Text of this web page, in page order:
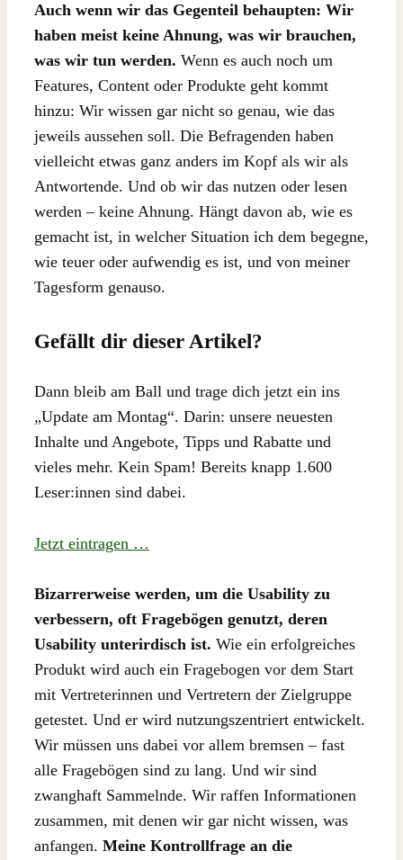
Auch wenn wir das Gegenteil behaupten: Wir
haben meist keine Ahnung, was wir brauchen,
was wir tun werden. Wenn es auch noch um
Features, Content oder Produkte geht kommt
hinzu: Wir wissen gar nicht so genau, wie das
jeweils aussehen soll. Die Befragenden haben
vielleicht etwas ganz anders im Kopf als wir als
Antwortende. Und ob wir das nutzen oder lesen
werden – keine Ahnung. Hängt davon ab, wie es
gemacht ist, in welcher Situation ich dem begegne,
wie teuer oder aufwendig es ist, und von meiner
Tagesform genauso.
Gefällt dir dieser Artikel?
Dann bleib am Ball und trage dich jetzt ein ins
„Update am Montag“. Darin: unsere neuesten
Inhalte und Angebote, Tipps und Rabatte und
vieles mehr. Kein Spam! Bereits knapp 1.600
Leser:innen sind dabei.
Jetzt eintragen …
Bizarrerweise werden, um die Usability zu
verbessern, oft Fragebögen genutzt, deren
Usability unterirdisch ist. Wie ein erfolgreiches
Produkt wird auch ein Fragebogen vor dem Start
mit Vertreterinnen und Vertretern der Zielgruppe
getestet. Und er wird nutzungszentriert entwickelt.
Wir müssen uns dabei vor allem bremsen – fast
alle Fragebögen sind zu lang. Und wir sind
zwanghaft Sammelnde. Wir raffen Informationen
zusammen, mit denen wir gar nicht wissen, was
anfangen. Meine Kontrollfrage an die